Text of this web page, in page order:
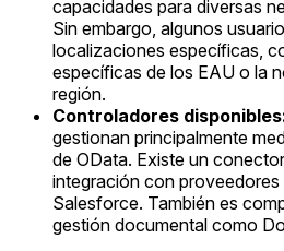
capacidades para diversas
Sin embargo, algunos
localizaciones específicas,
específicas de los EAU o la
región.
Controladores
gestionan principalmente
de OData. Existe un
integración con
Salesforce. También es
gestión documental como